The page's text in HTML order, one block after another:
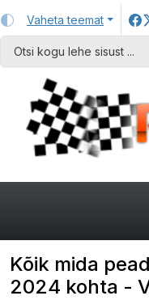
Vaheta teemat
Kõik mida
2024 kohta -